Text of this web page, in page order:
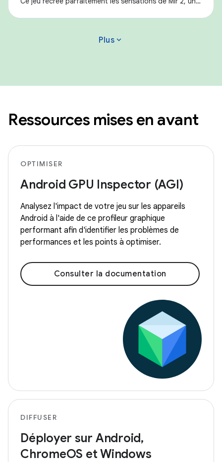
Plus expand_more
Ressources mises en avant
OPTIMISER
Android GPU Inspector (AGI)
Analysez l'impact de votre jeu sur les appareils
Android à l'aide de ce profileur graphique
performant afin d'identifier les problèmes de
performances et les points à optimiser.
Consulter la documentation
DIFFUSER
Déployer sur Android,
ChromeOS et Windows